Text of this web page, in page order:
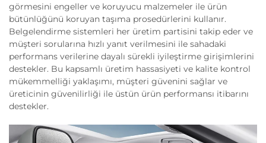
görmesini engeller ve koruyucu malzemeler ile ürün
bütünlüğünü koruyan taşıma prosedürlerini kullanır.
Belgelendirme sistemleri her üretim partisini takip eder ve
müşteri sorularına hızlı yanıt verilmesini ile sahadaki
performans verilerine dayalı sürekli iyileştirme girişimlerini
destekler. Bu kapsamlı üretim hassasiyeti ve kalite kontrol
mükemmelliği yaklaşımı, müşteri güvenini sağlar ve
üreticinin güvenilirliği ile üstün ürün performansı itibarını
destekler.